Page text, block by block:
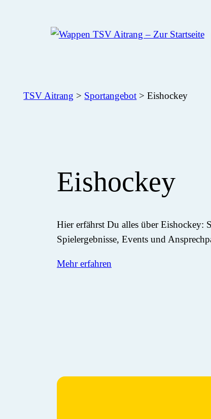
TSV Aitrang > Sportangebot >Eishockey
Eishockey
Hier erfährst Du alles über Eishockey:
Spielergebnisse, Events und
Mehr erfahren